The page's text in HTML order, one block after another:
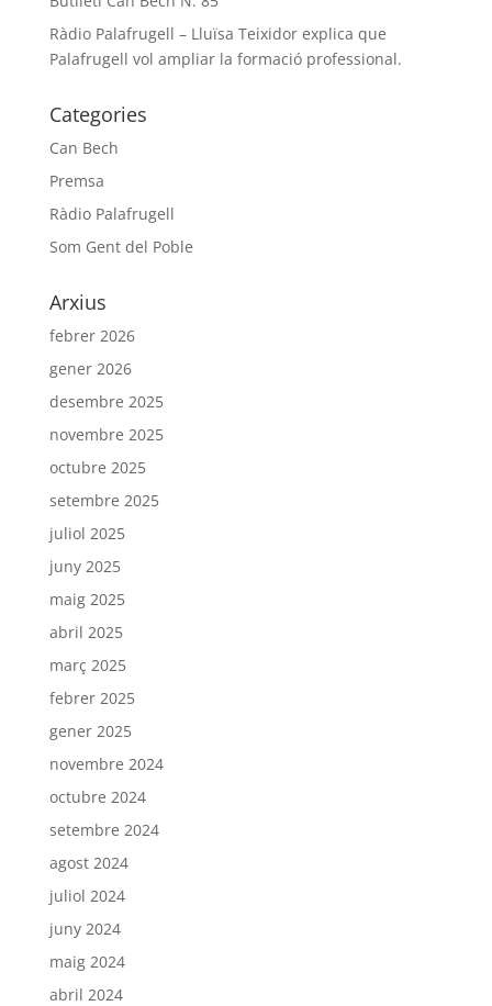
Ràdio Palafrugell – Lluïsa Teixidor explica que
Palafrugell vol ampliar la formació professional.
Categories
Can Bech
Premsa
Ràdio Palafrugell
Som Gent del Poble
Arxius
febrer 2026
gener 2026
desembre 2025
novembre 2025
octubre 2025
setembre 2025
juliol 2025
juny 2025
maig 2025
abril 2025
març 2025
febrer 2025
gener 2025
novembre 2024
octubre 2024
setembre 2024
agost 2024
juliol 2024
juny 2024
maig 2024
abril 2024